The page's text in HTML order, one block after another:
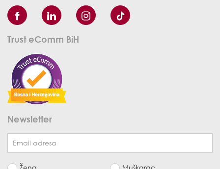
Trust eComm BiH
Newsletter
Žena Muškarac